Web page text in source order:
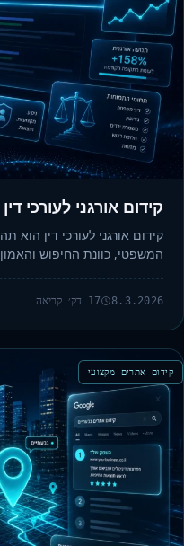
קידום אורגני לעורכי דין
המשפטי, כוונת החיפוש
8.3.2026 17 דק׳ קריאה
קידום אתרים מקצועי